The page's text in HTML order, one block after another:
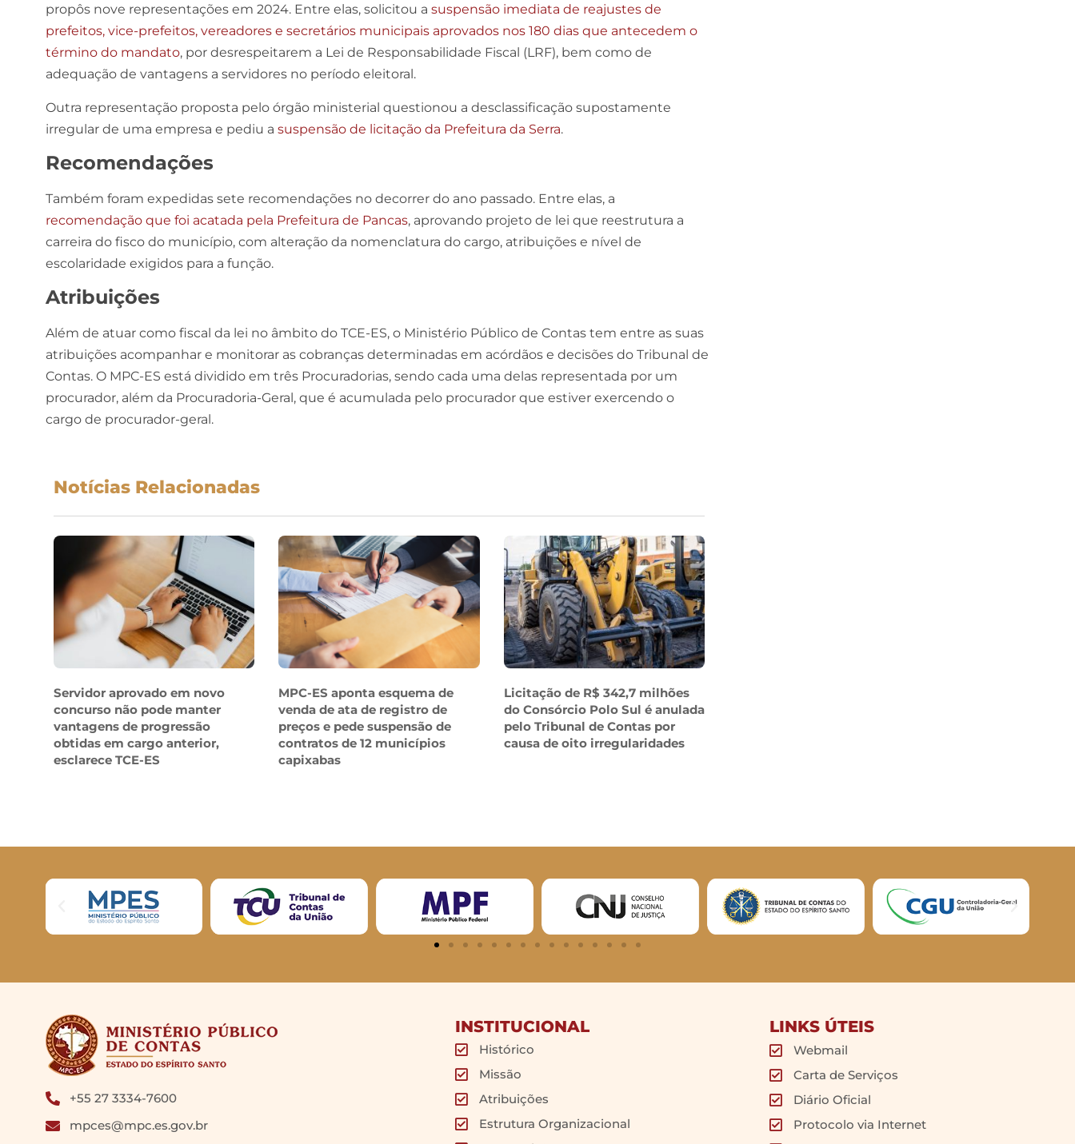
propôs nove representações em 2024. Entre elas, solicitou a suspensão imediata de reajustes de
prefeitos, vice-prefeitos, vereadores e secretários municipais aprovados nos 180 dias que antecedem o
término do mandato, por desrespeitarem a Lei de Responsabilidade Fiscal (LRF), bem como de
adequação de vantagens a servidores no período eleitoral.
Outra representação proposta pelo órgão ministerial questionou a desclassificação supostamente
irregular de uma empresa e pediu a suspensão de licitação da Prefeitura da Serra.
Recomendações
Também foram expedidas sete recomendações no decorrer do ano passado. Entre elas, a
recomendação que foi acatada pela Prefeitura de Pancas, aprovando projeto de lei que reestrutura a
carreira do fisco do município, com alteração da nomenclatura do cargo, atribuições e nível de
escolaridade exigidos para a função.
Atribuições
Além de atuar como fiscal da lei no âmbito do TCE-ES, o Ministério Público de Contas tem entre as suas
atribuições acompanhar e monitorar as cobranças determinadas em acórdãos e decisões do Tribunal de
Contas. O MPC-ES está dividido em três Procuradorias, sendo cada uma delas representada por um
procurador, além da Procuradoria-Geral, que é acumulada pelo procurador que estiver exercendo o
cargo de procurador-geral.
Notícias Relacionadas
Servidor aprovado em novo
concurso não pode manter
vantagens de progressão
obtidas em cargo anterior,
esclarece TCE-ES
MPC-ES aponta esquema de
venda de ata de registro de
preços e pede suspensão de
contratos de 12 municípios
capixabas
Licitação de R$ 342,7 milhões
do Consórcio Polo Sul é anulada
pelo Tribunal de Contas por
causa de oito irregularidades
+55 27 3334-7600
mpces@mpc.es.gov.br
INSTITUCIONAL
Histórico
Missão
Atribuições
Estrutura Organizacional
LINKS ÚTEIS
Webmail
Carta de Serviços
Diário Oficial
Protocolo via Internet